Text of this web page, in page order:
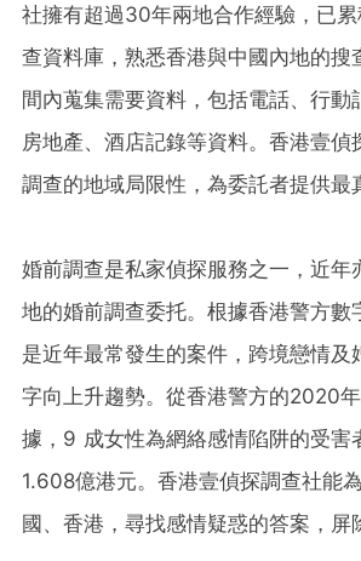
社擁有超過30年兩地合作經驗，已
查資料庫，熟悉香港與中國內地的搜
間內蒐集需要資料，包括電話、行動
房地產、酒店記錄等資料。香港壹偵
調查的地域局限性，為委託者提供最
婚前調查是私家偵探服務之一，近年
地的婚前調查委托。根據香港警方數
是近年最常發生的案件，跨境戀情及
字向上升趨勢。從香港警方的2020
據，9 成女性為網絡感情陷阱的受害
1.608億港元。香港壹偵探調查社能
國、香港，尋找感情疑惑的答案，屏